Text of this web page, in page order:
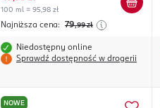
100 ml = 95,98 zł
Najniższa cena: 79,99 zł
Niedostępny online
Sprawdź dostępność w drogerii
NOWE